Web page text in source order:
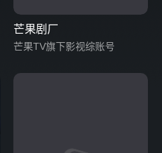
芒果剧厂
芒果TV旗下影视综账号